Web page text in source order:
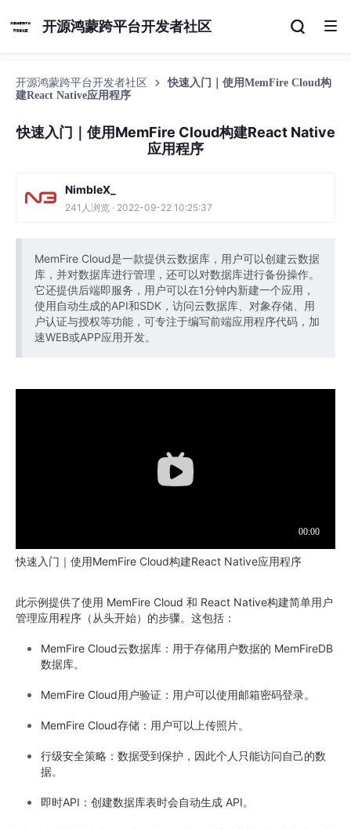
开源鸿蒙跨平台开发者社区
开源鸿蒙跨平台开发者社区
快速入门｜使用MemFire Cloud构
建React Native应用程序
快速入门｜使用MemFire Cloud构建React Native
应用程序
NimbleX_
241人浏览 · 2022-09-22 10:25:37
MemFire Cloud是一款提供云数据库，用户可以创建云数据
库，并对数据库进行管理，还可以对数据库进行备份操作。
它还提供后端即服务，用户可以在1分钟内新建一个应用，
使用自动生成的API和SDK，访问云数据库、对象存储、用
户认证与授权等功能，可专注于编写前端应用程序代码，加
速WEB或APP应用开发。
快速入门｜使用MemFire Cloud构建React Native应用程序
此示例提供了使用 MemFire Cloud 和 React Native构建简单用户
管理应用程序（从头开始）的步骤。这包括：
MemFire Cloud云数据库：用于存储用户数据的 MemFireDB
数据库。
MemFire Cloud用户验证：用户可以使用邮箱密码登录。
MemFire Cloud存储：用户可以上传照片。
行级安全策略：数据受到保护，因此个人只能访问自己的数
据。
即时API：创建数据库表时会自动生成 API。